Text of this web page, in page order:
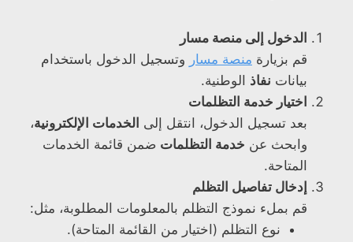
الدخول إلى منصة مسار
قم بزيارة منصة مسار وتسجيل الدخول باستخدام
بيانات نفاذ الوطنية.
اختيار خدمة التظلمات
بعد تسجيل الدخول، انتقل إلى الخدمات الإلكترونية،
وابحث عن خدمة التظلمات ضمن قائمة الخدمات
المتاحة.
إدخال تفاصيل التظلم
قم بملء نموذج التظلم بالمعلومات المطلوبة، مثل:
نوع التظلم (اختيار من القائمة المتاحة).